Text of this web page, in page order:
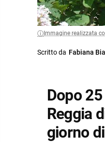
Immagine realizzata
Scritto da Fabiana
Dopo
Reggia
giorno